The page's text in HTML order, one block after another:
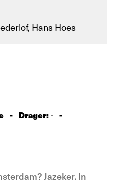
Hans Hoes
- Drager:- -
Jazeker. In